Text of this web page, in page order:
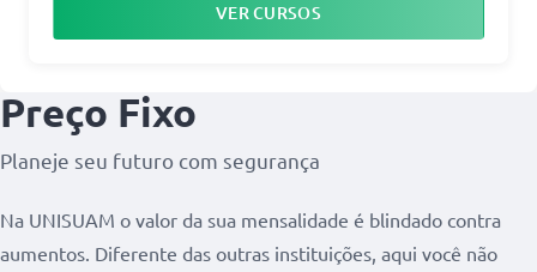
VER CURSOS
Preço Fixo
Planeje seu futuro com segurança
Na UNISUAM o valor da sua mensalidade é blindado contra
aumentos. Diferente das outras instituições, aqui você não